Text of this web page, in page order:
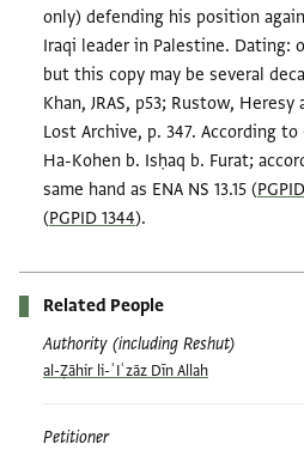
only) defending his position
Iraqi leader in Palestine. Dating:
but this copy may be several
Khan, JRAS, p53; Rustow,
Lost Archive, p. 347. According
Ha-Kohen b. Isḥaq b. Furat;
same hand as ENA NS 13.15 (
(PGPID 1344).
Related People
Authority (including Reshut)
al-Ẓāhir li-ʾIʿzāz Dīn Allah
Petitioner